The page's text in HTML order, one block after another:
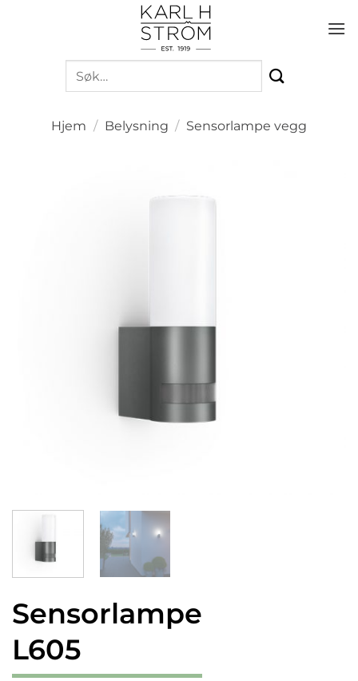
Søk
etter:
Hjem / Belysning / Sensorlampe vegg
Sensorlampe
L605